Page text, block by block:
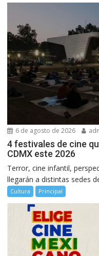
6 de agosto de 2026
4 festivales de cine
CDMX este 2026
Terror, cine infantil,
llegarán a distintas sedes
Cultura Principal